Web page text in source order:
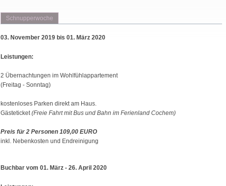
Schnupperwoche
03. November 2019 bis 01. März 2020
Leistungen:
2 Übernachtungen im Wohlfühlappartement
(Freitag - Sonntag)
kostenloses Parken direkt am Haus.
Gästeticket(Freie Fahrt mit Bus und Bahn im Ferienland Cochem)
Preis für 2 Personen 109,00 EURO
inkl. Nebenkosten und Endreinigung
Buchbar vom 01. März - 26. April 2020